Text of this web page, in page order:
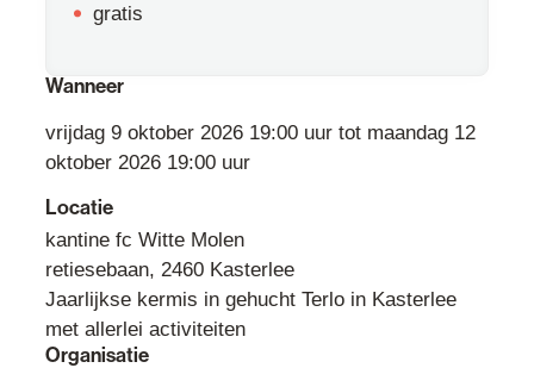
gratis
Wanneer
vrijdag 9 oktober 2026 19:00 uur tot maandag 12
oktober 2026 19:00 uur
Locatie
kantine fc Witte Molen
retiesebaan, 2460 Kasterlee
Jaarlijkse kermis in gehucht Terlo in Kasterlee
met allerlei activiteiten
Organisatie